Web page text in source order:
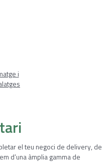
i
el teu negoci de delivery, de
d’una àmplia gamma de